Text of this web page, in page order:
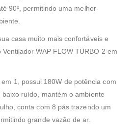
90º, permitindo uma melhor
casa muito mais confortáveis e
WAP FLOW TURBO 2 em
1, possui 180W de potência com
ruído, mantém o ambiente
conta com 8 pás trazendo um
grande vazão de ar.